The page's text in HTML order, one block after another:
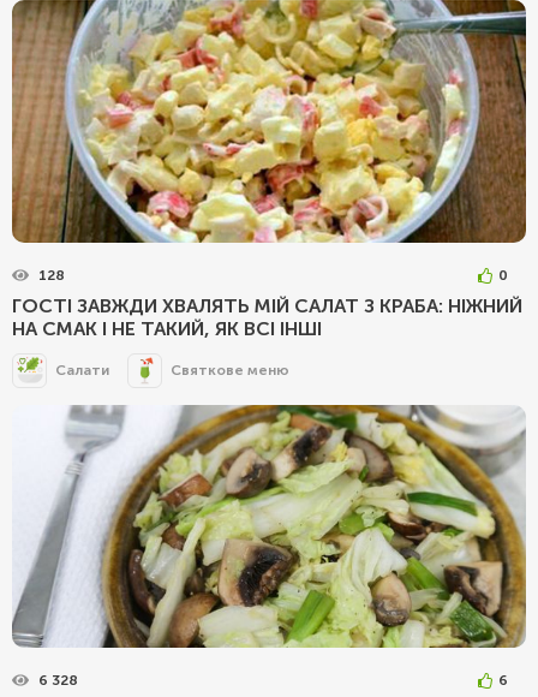
128 0
ГОСТІ ЗАВЖДИ ХВАЛЯТЬ МІЙ САЛАТ З КРАБА: НІЖНИЙ
НА СМАК І НЕ ТАКИЙ, ЯК ВСІ ІНШІ
Салати Святкове меню
6 328 6